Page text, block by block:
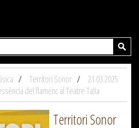
Territori Sonor
21.03.2025
del flamenc al Teatre Talia
Territori Sonor